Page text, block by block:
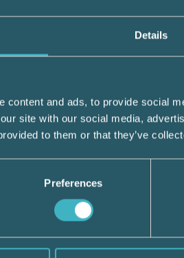
Details
content and ads, to provide social
site with our social media,
to them or that they’ve
Preferences